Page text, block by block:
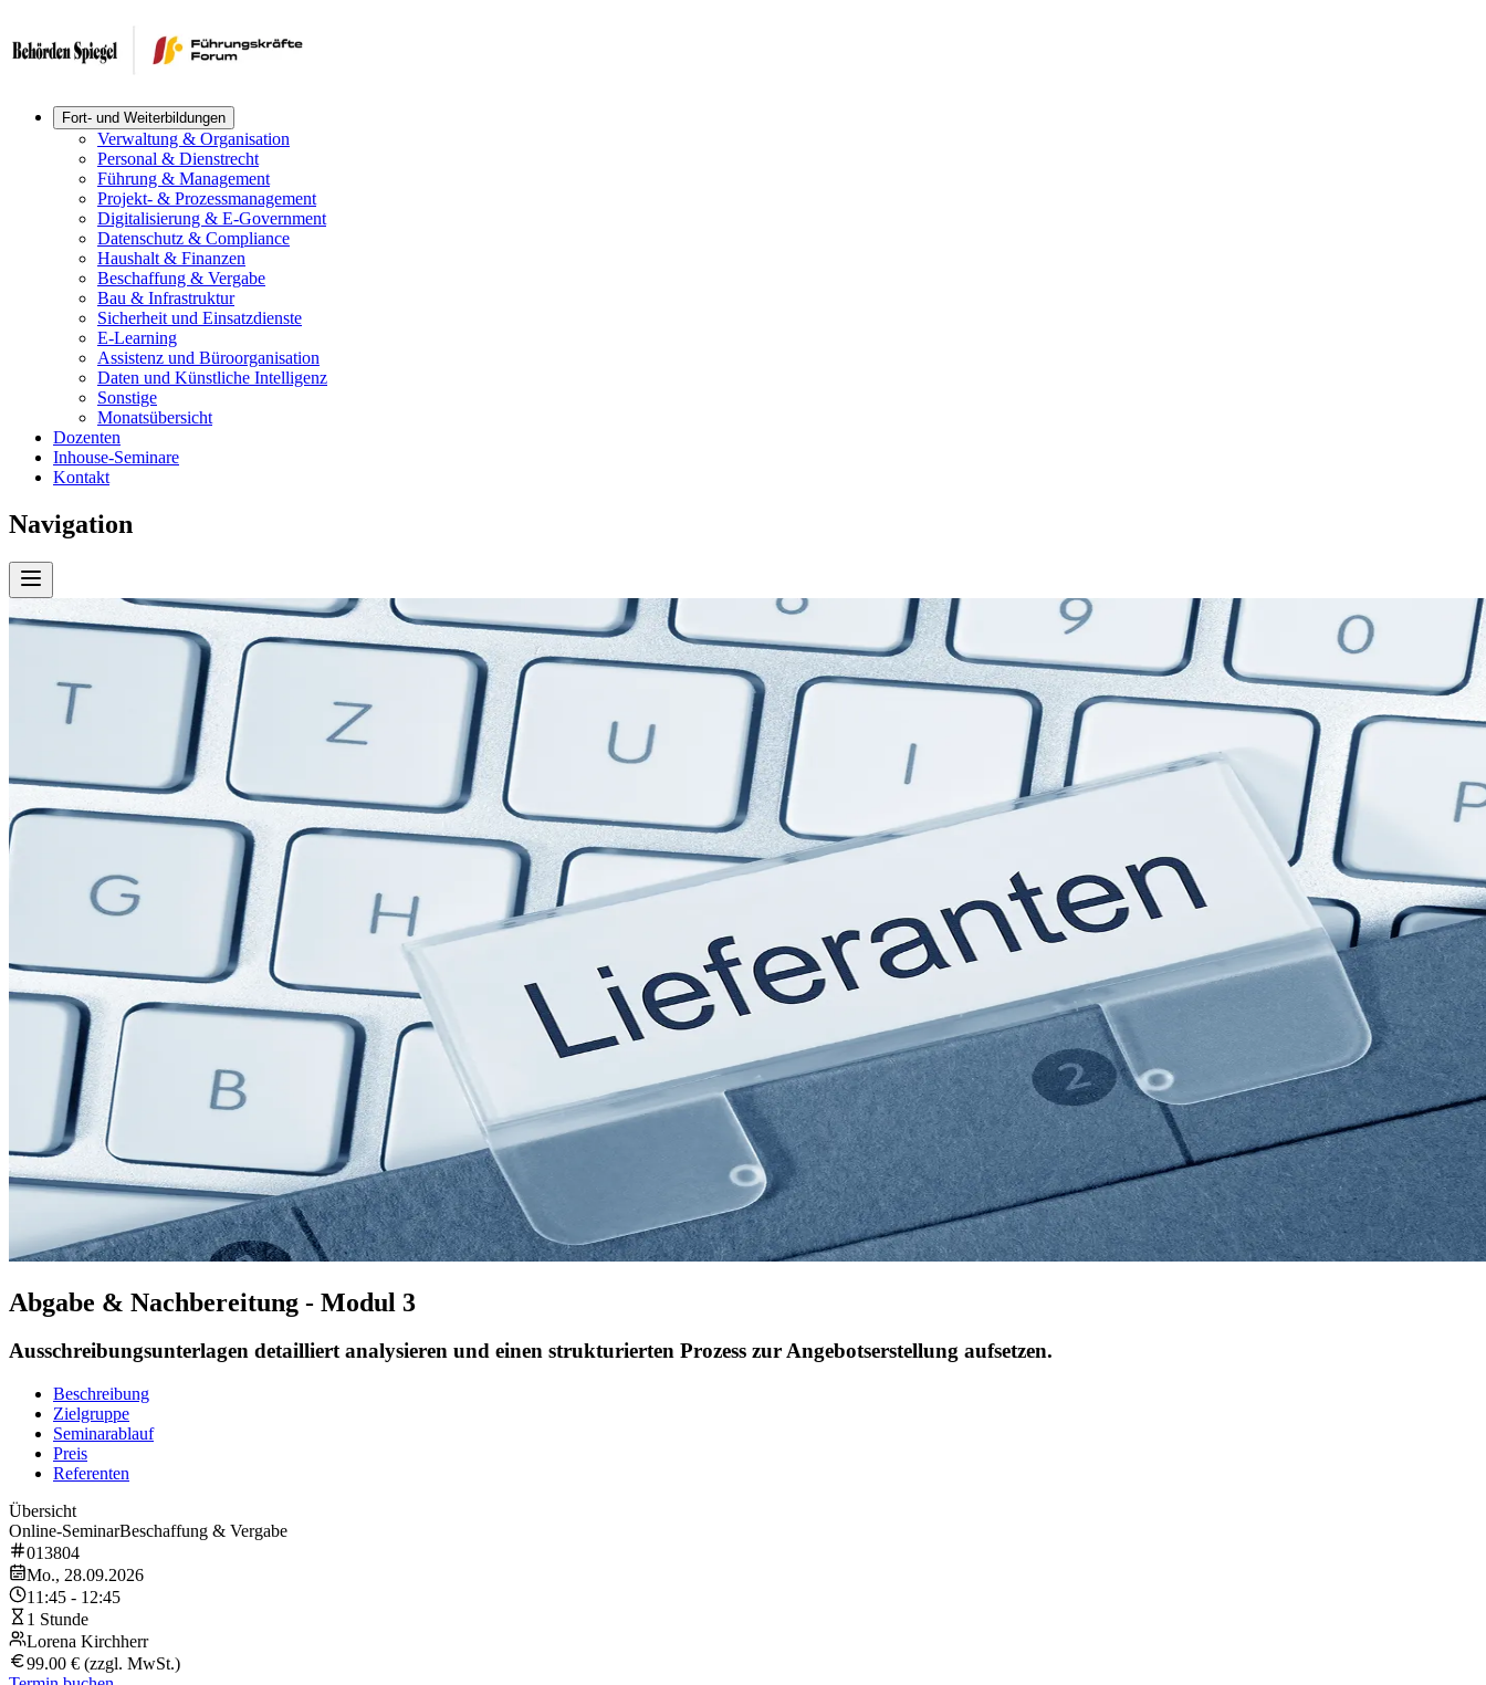
Fort- und Weiterbildungen
Verwaltung & Organisation
Personal & Dienstrecht
Führung & Management
Projekt- & Prozessmanagement
Digitalisierung & E-Government
Datenschutz & Compliance
Haushalt & Finanzen
Beschaffung & Vergabe
Bau & Infrastruktur
Sicherheit und Einsatzdienste
E-Learning
Assistenz und Büroorganisation
Daten und Künstliche Intelligenz
Sonstige
Monatsübersicht
Dozenten
Inhouse-Seminare
Kontakt
Navigation
Abgabe & Nachbereitung - Modul 3
Ausschreibungsunterlagen detailliert analysieren und einen strukturierten Prozess zur Angebotserstellung aufsetzen.
Beschreibung
Zielgruppe
Seminarablauf
Preis
Referenten
Übersicht
Online-SeminarBeschaffung & Vergabe
013804
Mo., 28.09.2026
11:45 - 12:45
1 Stunde
Lorena Kirchherr
99.00 € (zzgl. MwSt.)